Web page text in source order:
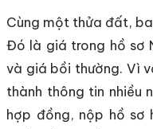
Cùng một thửa đất,
Đó là giá trong hồ sơ
và giá bồi thường. Vì
thành thông tin nhiều
hợp đồng, nộp hồ sơ